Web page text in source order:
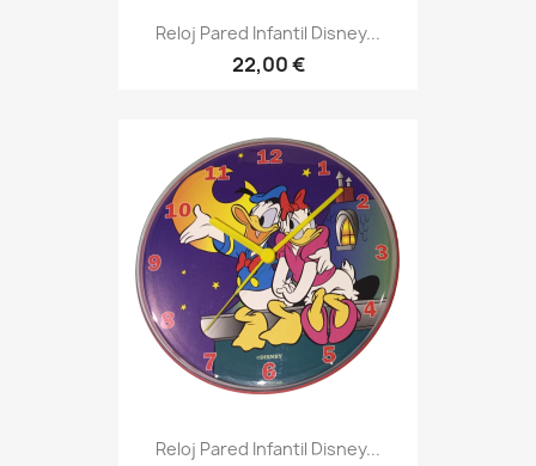
Reloj Pared Infantil Disney...
22,00 €
Reloj Pared Infantil Disney...